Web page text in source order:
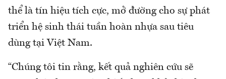
thể là tín hiệu tích cực, mở đường cho sự phát
triển hệ sinh thái tuần hoàn nhựa sau tiêu
dùng tại Việt Nam.
“Chúng tôi tin rằng, kết quả nghiên cứu sẽ